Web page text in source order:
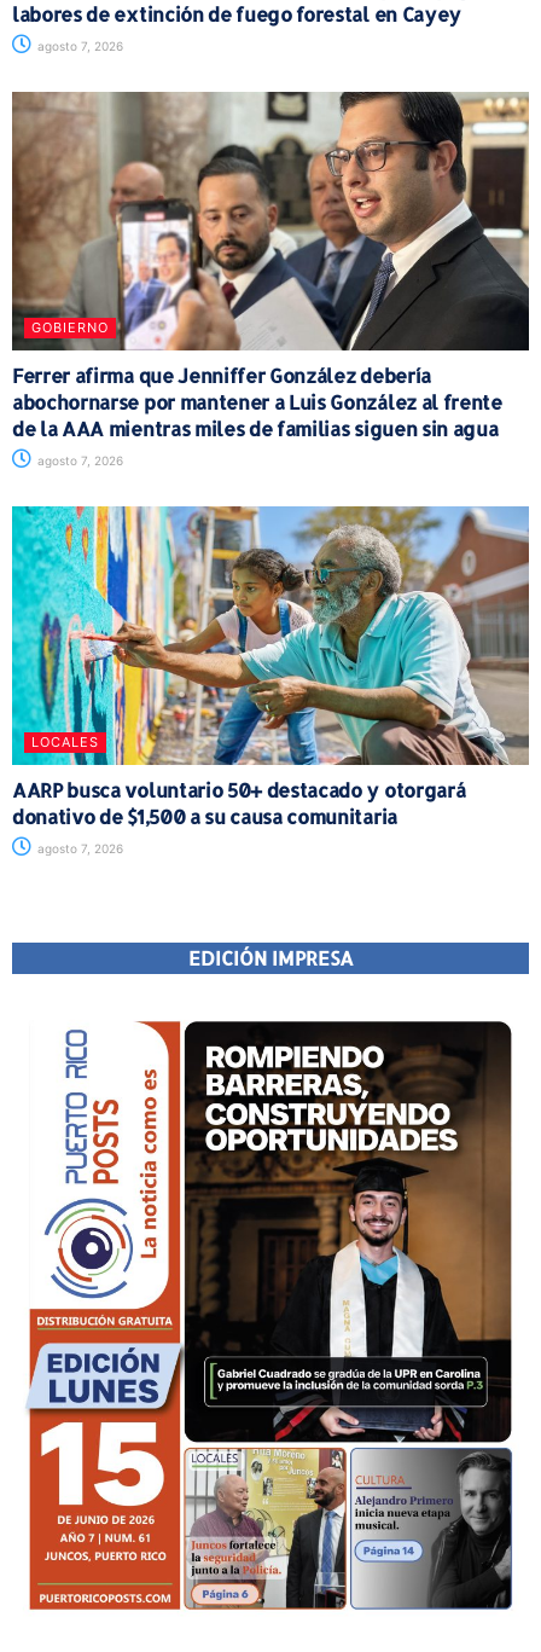
labores de extinción de fuego forestal en Cayey
agosto 7, 2026
GOBIERNO
Ferrer afirma que Jenniffer González debería
abochornarse por mantener a Luis González al frente
de la AAA mientras miles de familias siguen sin agua
agosto 7, 2026
LOCALES
AARP busca voluntario 50+ destacado y otorgará
donativo de $1,500 a su causa comunitaria
agosto 7, 2026
EDICIÓN IMPRESA